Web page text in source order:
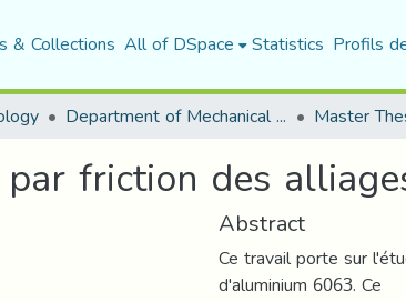
& Collections All of DSpace Statistics Profils
Department of Mechanical Engineering Master
friction des
Abstract
Ce travail porte sur
d'aluminium 6063. Ce